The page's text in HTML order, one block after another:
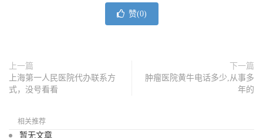
赞(0)
上一篇
上海第一人民医院代办联系方
式，没号看看
下一篇
肿瘤医院黄牛电话多少,从事多
年的
相关推荐
暂无文章